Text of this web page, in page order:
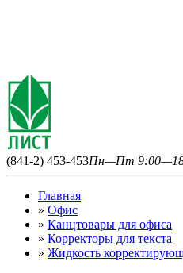
(841-2) 453-453Пн—Пт
Главная
» Офис
» Канцтовары для офиса
» Корректоры для текста
» Жидкость